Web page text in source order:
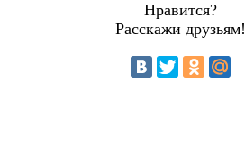
Нравится?
Расскажи друзьям!